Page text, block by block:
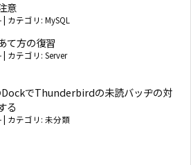
意
カテゴリ: MySQL
て方の復習
カテゴリ: Server
でThunderbirdの未読バッヂの対
る
カテゴリ: 未分類